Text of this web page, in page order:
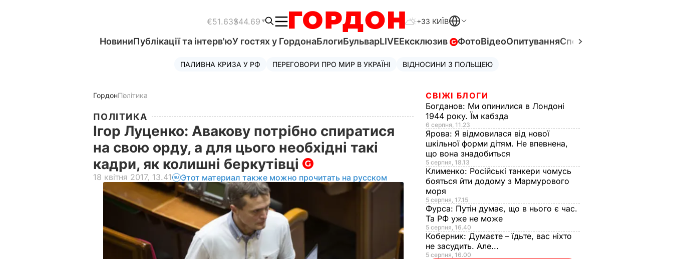
€51.63$44.69 +33 КИЇВ
НовиниПублікації та інтерв'юУ гостях у ГордонаБлогиБульварLIVEЕксклюзив ФотоВідеоОпитуванняСпецпроєкти
ПАЛИВНА КРИЗА У РФ ПЕРЕГОВОРИ ПРО МИР В УКРАЇНІ ВІДНОСИНИ З ПОЛЬЩЕЮ
ГордонПолітика
ПОЛІТИКА
Ігор Луценко: Авакову потрібно спиратися
на свою орду, а для цього необхідні такі
кадри, як колишні беркутівці
18 квітня 2017, 13.41 Этот материал также можно прочитать на русском
СВІЖІ БЛОГИ
Богданов: Ми опинилися в Лондоні
1944 року. Їм кабзда
6 серпня, 11.23
Ярова: Я відмовилася від нової
шкільної форми дітям. Не впевнена,
що вона знадобиться
5 серпня, 18.13
Клименко: Російські танкери чомусь
бояться йти додому з Мармурового
моря
5 серпня, 17.15
Фурса: Путін думає, що в нього є час.
Та РФ уже не може
5 серпня, 16.40
Коберник: Думаєте – їдьте, вас ніхто
не засудить. Але...
5 серпня, 16.00